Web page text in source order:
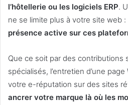
l’hôtellerie ou les logiciels ERP.
ne se limite plus à votre site web :
présence active sur ces
Que ce soit par des contributions
spécialisés, l’entretien d’une
votre e-réputation sur des sites
ancrer votre marque là où les